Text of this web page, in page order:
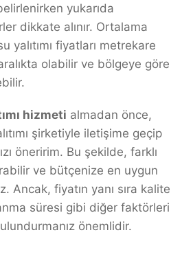
yukarıda
dikkate alınır. Ortalama
yalıtımı fiyatları metrekare
olabilir ve bölgeye göre
hizmeti almadan önce,
şirketiyle iletişime geçip
öneririm. Bu şekilde, farklı
ve bütçenize en uygun
Ancak, fiyatın yanı sıra kalite
süresi gibi diğer faktörleri
önemlidir.